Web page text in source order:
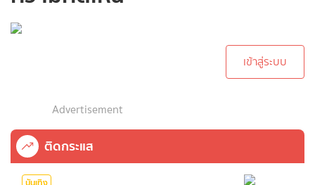
เข้าสู่ระบบ
Advertisement
ติดกระแส
บันเทิง